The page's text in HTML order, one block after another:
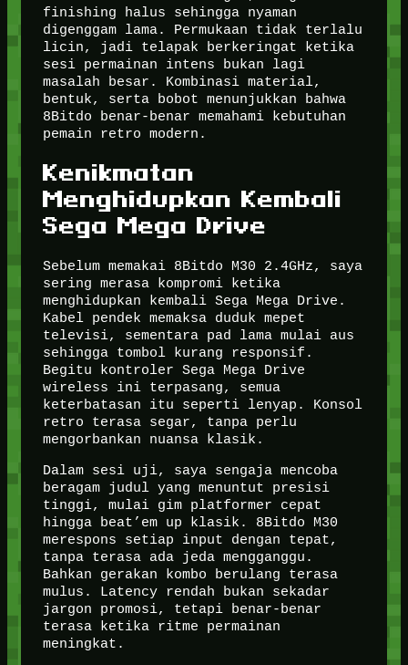
finishing halus sehingga nyaman
digenggam lama. Permukaan tidak terlalu
licin, jadi telapak berkeringat ketika
sesi permainan intens bukan lagi
masalah besar. Kombinasi material,
bentuk, serta bobot menunjukkan bahwa
8Bitdo benar-benar memahami kebutuhan
pemain retro modern.
Kenikmatan
Menghidupkan Kembali
Sega Mega Drive
Sebelum memakai 8Bitdo M30 2.4GHz, saya
sering merasa kompromi ketika
menghidupkan kembali Sega Mega Drive.
Kabel pendek memaksa duduk mepet
televisi, sementara pad lama mulai aus
sehingga tombol kurang responsif.
Begitu kontroler Sega Mega Drive
wireless ini terpasang, semua
keterbatasan itu seperti lenyap. Konsol
retro terasa segar, tanpa perlu
mengorbankan nuansa klasik.
Dalam sesi uji, saya sengaja mencoba
beragam judul yang menuntut presisi
tinggi, mulai gim platformer cepat
hingga beat’em up klasik. 8Bitdo M30
merespons setiap input dengan tepat,
tanpa terasa ada jeda mengganggu.
Bahkan gerakan kombo berulang terasa
mulus. Latency rendah bukan sekadar
jargon promosi, tetapi benar-benar
terasa ketika ritme permainan
meningkat.